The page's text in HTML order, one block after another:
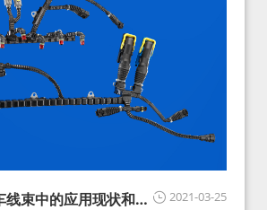
2021-03-25
束中的应用现状和展